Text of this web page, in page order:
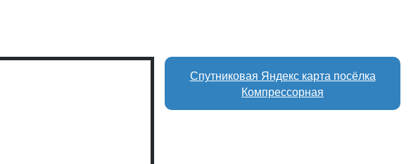
Спутниковая Яндекс карта посёлка
Компрессорная